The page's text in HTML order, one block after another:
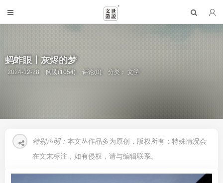
蚂蚱眼丨灰烬的梦
2024-12-28 阅读(1054) 评论(0) 分类：文学
特别声明： 本文丛作品多为原创，版权所有；特殊情况会
在文末标注，如有侵权，请与编辑联系。